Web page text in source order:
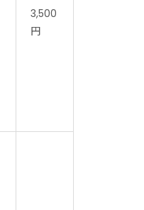
3,500
円